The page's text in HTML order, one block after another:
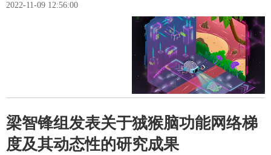
2022-11-09 12:56:00
梁智锋组发表关于狨猴脑功能网络梯
度及其动态性的研究成果